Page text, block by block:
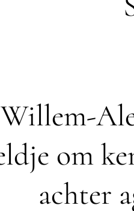
om
achter